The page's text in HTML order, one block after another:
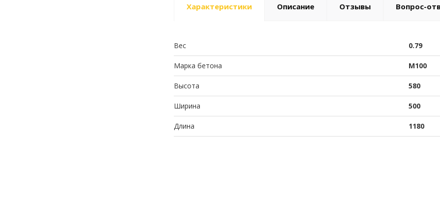
Характеристики Описание Отзывы Вопрос-
Вес 0.79
Марка бетона М100
Высота 580
Ширина 500
Длина 1180